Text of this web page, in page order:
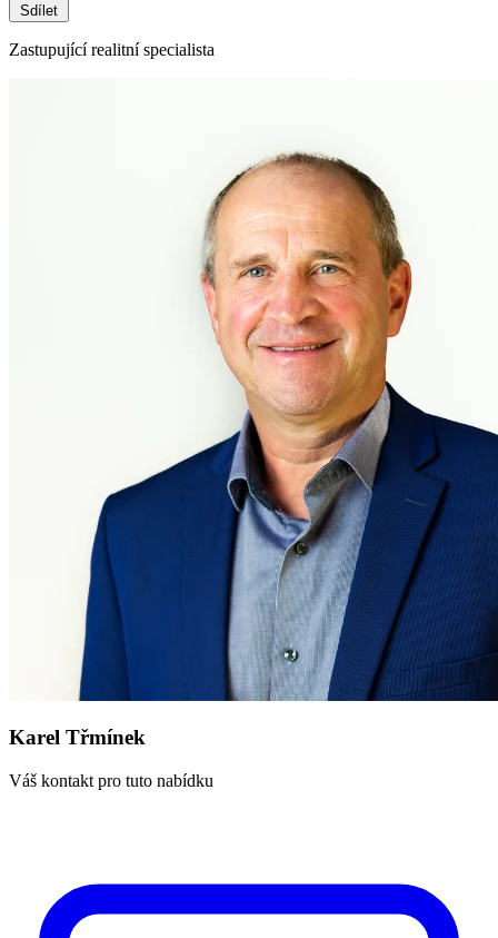
Sdílet
Zastupující realitní specialista
Karel Třmínek
Váš kontakt pro tuto nabídku